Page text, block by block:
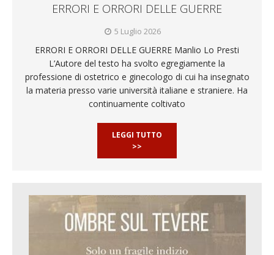
ERRORI E ORRORI DELLE GUERRE
5 Luglio 2026
ERRORI E ORRORI DELLE GUERRE Manlio Lo Presti
L’Autore del testo ha svolto egregiamente la
professione di ostetrico e ginecologo di cui ha insegnato
la materia presso varie università italiane e straniere. Ha
continuamente coltivato
LEGGI TUTTO
>>